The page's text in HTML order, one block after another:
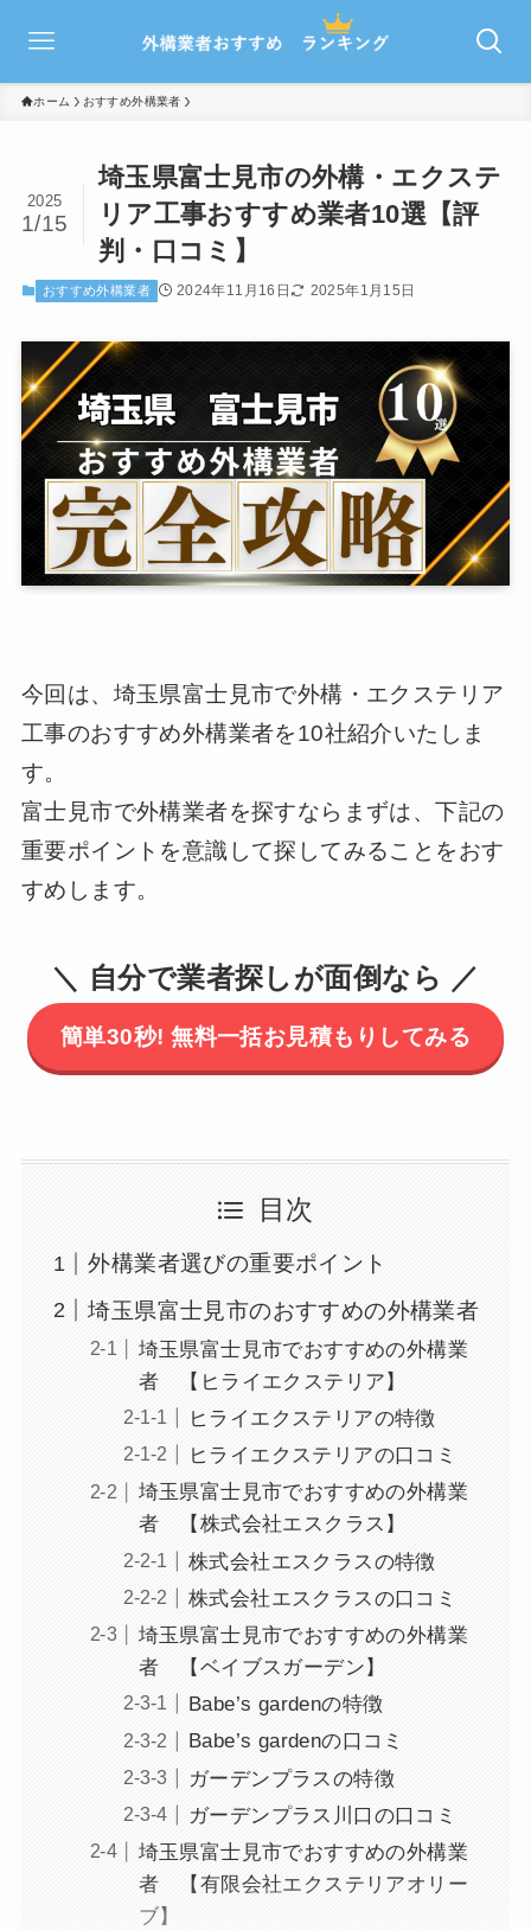
ホーム おすすめ外構業者
埼玉県富士見市の外構・エクステ
リア工事おすすめ業者10選【評
判・口コミ】
2025
1/15
おすすめ外構業者 2024年11月16日 2025年1月15日
今回は、埼玉県富士見市で外構・エクステリア
工事のおすすめ外構業者を10社紹介いたしま
す。
富士見市で外構業者を探すならまずは、下記の
重要ポイントを意識して探してみることをおす
すめします。
＼ 自分で業者探しが面倒なら ／
簡単30秒! 無料一括お見積もりしてみる
目次
外構業者選びの重要ポイント
埼玉県富士見市のおすすめの外構業者
埼玉県富士見市でおすすめの外構業
者 【ヒライエクステリア】
ヒライエクステリアの特徴
ヒライエクステリアの口コミ
埼玉県富士見市でおすすめの外構業
者 【株式会社エスクラス】
株式会社エスクラスの特徴
株式会社エスクラスの口コミ
埼玉県富士見市でおすすめの外構業
者 【ベイブスガーデン】
Babe’s gardenの特徴
Babe’s gardenの口コミ
ガーデンプラスの特徴
ガーデンプラス川口の口コミ
埼玉県富士見市でおすすめの外構業
者 【有限会社エクステリアオリー
ブ】